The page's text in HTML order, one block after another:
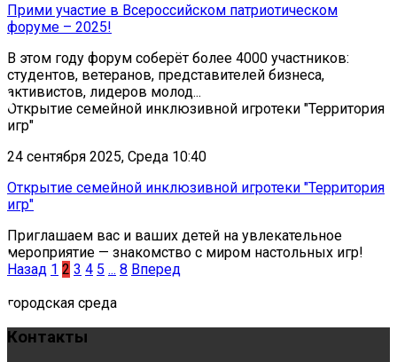
Прими участие в Всероссийском патриотическом
форуме – 2025!
В этом году форум соберёт более 4000 участников:
студентов, ветеранов, представителей бизнеса,
активистов, лидеров молод...
Открытие семейной инклюзивной игротеки "Территория
игр"
24 сентября 2025, Среда 10:40
Открытие семейной инклюзивной игротеки "Территория
игр"
Приглашаем вас и ваших детей на увлекательное
мероприятие — знакомство с миром настольных игр!
Назад 1 2 3 4 5 ... 8 Вперед
городская среда
Контакты